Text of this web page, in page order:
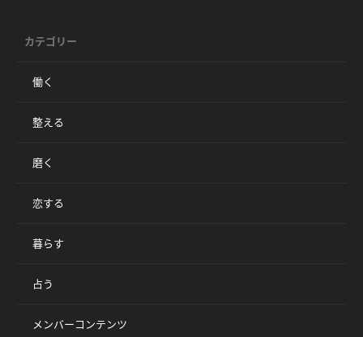
カテゴリー
働く
整える
磨く
恋する
暮らす
占う
メンバーコンテンツ